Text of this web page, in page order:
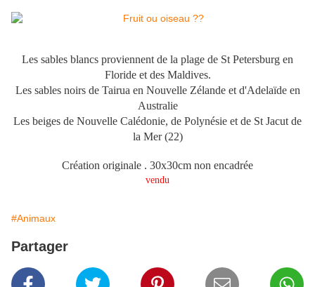
Les sables blancs proviennent de la plage de St Petersburg en
Floride et des Maldives.
Les sables noirs de Tairua en Nouvelle Zélande et d'Adelaïde en
Australie
Les beiges de Nouvelle Calédonie, de Polynésie et de St Jacut de
la Mer (22)
Création originale . 30x30cm non encadrée
vendu
#Animaux
Partager